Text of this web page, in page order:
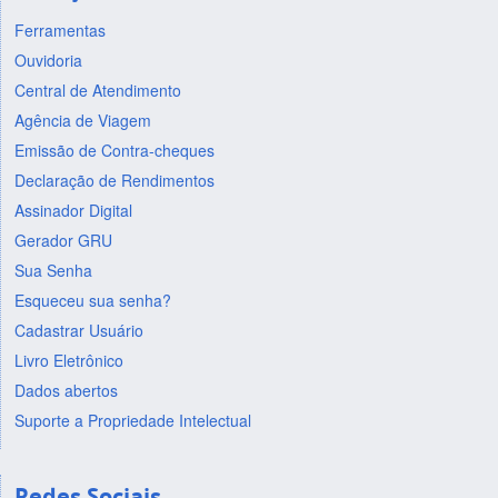
Ferramentas
Ouvidoria
Central de Atendimento
Agência de Viagem
Emissão de Contra-cheques
Declaração de Rendimentos
Assinador Digital
Gerador GRU
Sua Senha
Esqueceu sua senha?
Cadastrar Usuário
Livro Eletrônico
Dados abertos
Suporte a Propriedade Intelectual